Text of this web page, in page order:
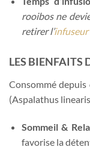
rooibos ne
retirer l’infuseur
LES BIENFAITS
Consommé depuis
(Aspalathus
Sommeil &
favorise la